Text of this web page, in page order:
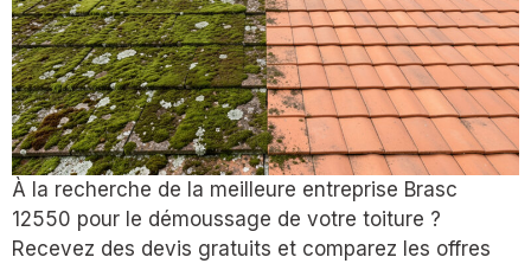
À la recherche de la meilleure entreprise Brasc
12550 pour le démoussage de votre toiture ?
Recevez des devis gratuits et comparez les offres